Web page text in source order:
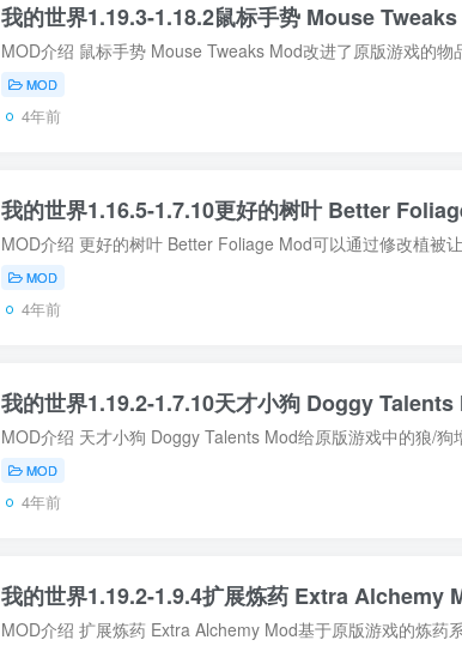
我的世界1.19.3-1.18.2鼠标手势 Mouse
MOD
4年前
我的世界1.16.5-1.7.10更好的树叶 Better
MOD
4年前
我的世界1.19.2-1.7.10天才小狗 Doggy Talents
MOD
4年前
我的世界1.19.2-1.9.4扩展炼药 Extra Alchemy